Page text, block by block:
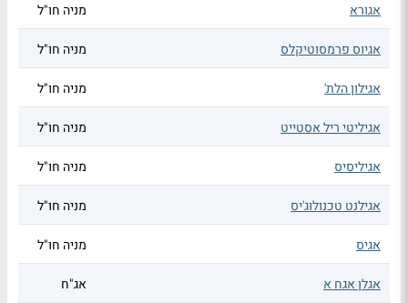
אגורא מניה חו"ל
אגיוס פרמסוטיקלס מניה חו"ל
אגילון הלת' מניה חו"ל
אגיליטי ריל אסטייט מניה חו"ל
אגיליסיס מניה חו"ל
אגילנט טכנולוג'יס מניה חו"ל
אגיס מניה חו"ל
אגלן אגח א אג"ח